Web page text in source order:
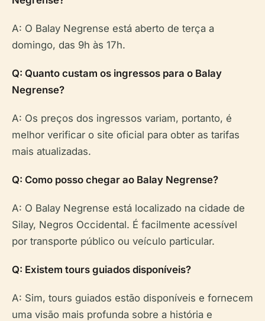
A: O Balay Negrense está aberto de terça a
domingo, das 9h às 17h.
Q: Quanto custam os ingressos para o Balay
Negrense?
A: Os preços dos ingressos variam, portanto, é
melhor verificar o site oficial para obter as tarifas
mais atualizadas.
Q: Como posso chegar ao Balay Negrense?
A: O Balay Negrense está localizado na cidade de
Silay, Negros Occidental. É facilmente acessível
por transporte público ou veículo particular.
Q: Existem tours guiados disponíveis?
A: Sim, tours guiados estão disponíveis e fornecem
uma visão mais profunda sobre a história e